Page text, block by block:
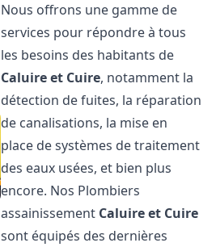
Nous offrons une gamme de
services pour répondre à tous
les besoins des habitants de
Caluire et Cuire, notamment la
détection de fuites, la réparation
de canalisations, la mise en
place de systèmes de traitement
des eaux usées, et bien plus
encore. Nos Plombiers
assainissement Caluire et Cuire
sont équipés des dernières